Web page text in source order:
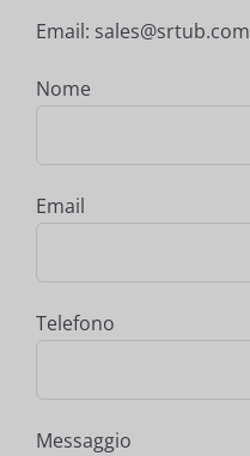
Email: sales@srtub.com
Nome
Email
Telefono
Messaggio